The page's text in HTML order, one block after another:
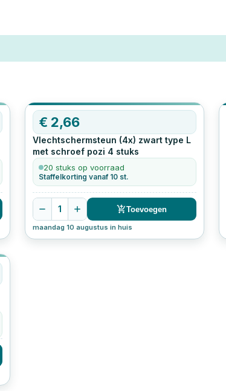
€ 2,66
Vlechtschermsteun (4x) zwart type L
met schroef pozi 4 stuks
20 stuks op voorraad
Staffelkorting vanaf 10 st.
1 Toevoegen
maandag 10 augustus in huis